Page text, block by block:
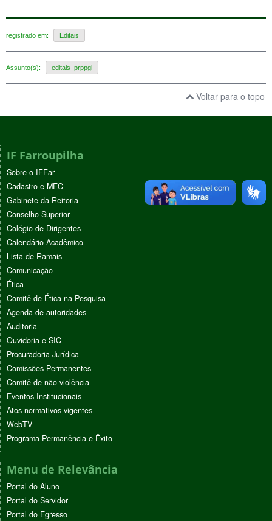
registrado em: Editais
Assunto(s): editais_prppgi
Voltar para o topo
IF Farroupilha
Sobre o IFFar
Cadastro e-MEC
Gabinete da Reitoria
Conselho Superior
Colégio de Dirigentes
Calendário Acadêmico
Lista de Ramais
Comunicação
Ética
Comitê de Ética na Pesquisa
Agenda de autoridades
Auditoria
Ouvidoria e SIC
Procuradoria Jurídica
Comissões Permanentes
Comitê de não violência
Eventos Institucionais
Atos normativos vigentes
WebTV
Programa Permanência e Êxito
Menu de Relevância
Portal do Aluno
Portal do Servidor
Portal do Egresso